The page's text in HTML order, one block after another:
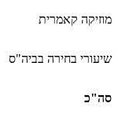
מוזיקה קאמרית
שיעורי בחירה בביה"ס
סה"כ